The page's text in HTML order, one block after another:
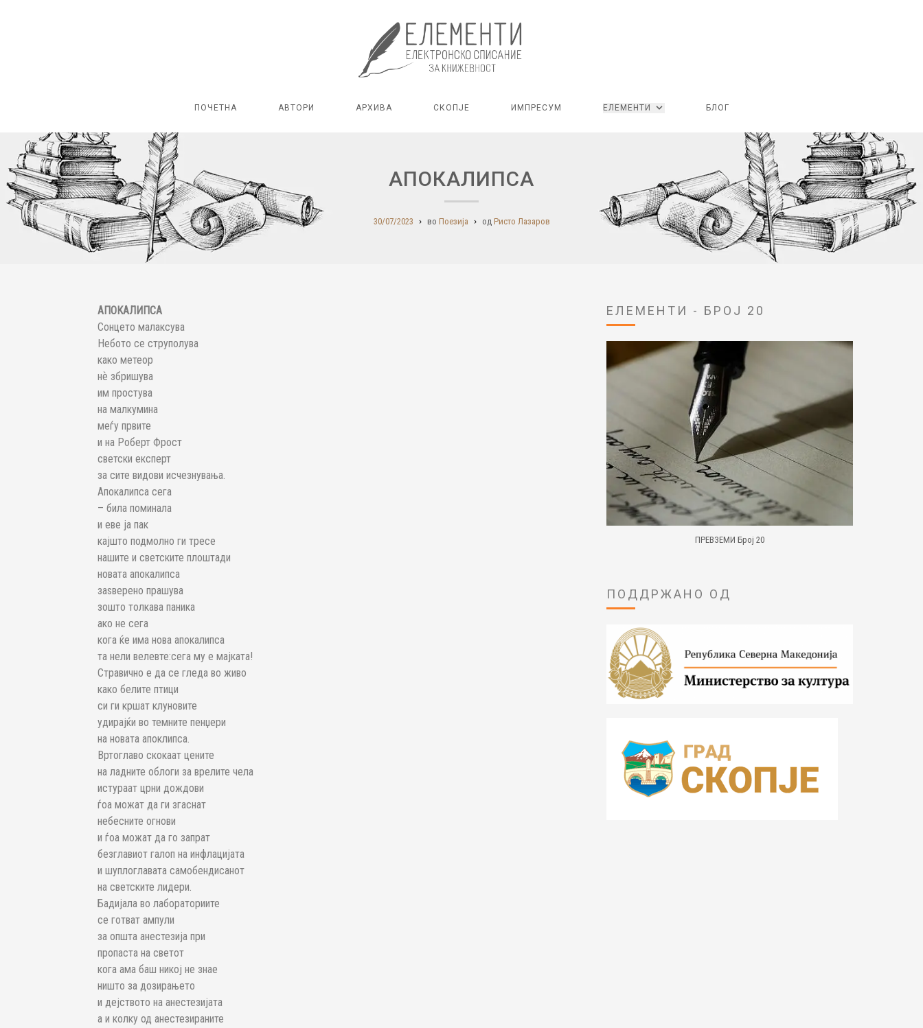
ПОЧЕТНА АВТОРИ АРХИВА СКОПЈЕ ИМПРЕСУМ ЕЛЕМЕНТИ БЛОГ
АПОКАЛИПСА
30/07/2023 во Поезија од Ристо Лазаров
АПОКАЛИПСА
Сонцето малаксува
Небото се струполува
како метеор
нѐ збришува
им простува
на малкумина
меѓу првите
и на Роберт Фрост
светски експерт
за сите видови исчезнувања.
Апокалипса сега
– била поминала
и еве ја пак
кајшто подмолно ги тресе
нашите и светските плоштади
новата апокалипса
заѕверено прашува
зошто толкава паника
ако не сега
кога ќе има нова апокалипса
та нели велевте:сега му е мајката!
Стравично е да се гледа во живо
како белите птици
си ги кршат клуновите
удирајќи во темните пенџери
на новата апоклипса.
Вртоглаво скокаат цените
на ладните облоги за врелите чела
истураат црни дождови
ѓоа можат да ги згаснат
небесните огнови
и ѓоа можат да го запрат
безглавиот галоп на инфлацијата
и шуплоглавата самобендисанот
на светските лидери.
Бадијала во лабораториите
се готват ампули
за општа анестезија при
пропаста на светот
кога ама баш никој не знае
ништо за дозирањето
и дејството на анестезијата
а и колку од анестезираните
ЕЛЕМЕНТИ - БРОЈ 20
ПРЕВЗЕМИ Број 20
ПОДДРЖАНО ОД